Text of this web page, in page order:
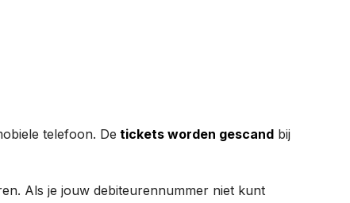
telefoon. De tickets worden gescand bij
Als je jouw debiteurennummer niet kunt